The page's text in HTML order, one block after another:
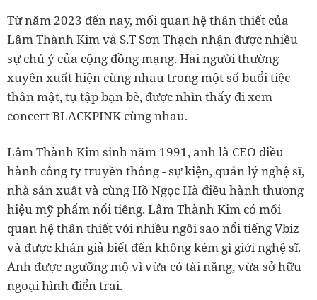
Từ năm 2023 đến nay, mối quan hệ thân thiết của
Lâm Thành Kim và S.T Sơn Thạch nhận được nhiều
sự chú ý của cộng đồng mạng. Hai người thường
xuyên xuất hiện cùng nhau trong một số buổi tiệc
thân mật, tụ tập bạn bè, được nhìn thấy đi xem
concert BLACKPINK cùng nhau.
Lâm Thành Kim sinh năm 1991, anh là CEO điều
hành công ty truyền thông - sự kiện, quản lý nghệ sĩ,
nhà sản xuất và cùng Hồ Ngọc Hà điều hành thương
hiệu mỹ phẩm nổi tiếng. Lâm Thành Kim có mối
quan hệ thân thiết với nhiều ngôi sao nổi tiếng Vbiz
và được khán giả biết đến không kém gì giới nghệ sĩ.
Anh được ngưỡng mộ vì vừa có tài năng, vừa sở hữu
ngoại hình điển trai.